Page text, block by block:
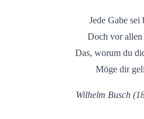
Jede Gabe sei
Doch vor
Das, worum du
Möge dir
Wilhelm Busch